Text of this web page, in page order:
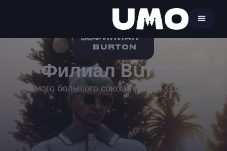
ФИЛИАЛ
BURTON
Филиал Burton
Самого большого союза проекта GTA5RP!